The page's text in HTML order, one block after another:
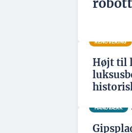
RENOVERING
Højt til
HÅNDVÆRK